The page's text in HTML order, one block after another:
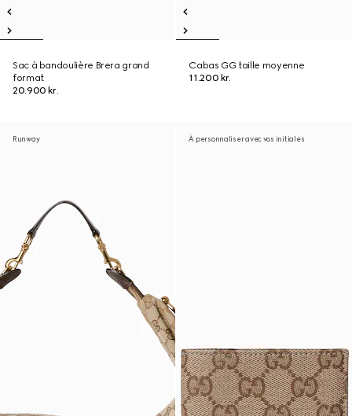
Sac à bandoulière Brera grand
format
20.900 kr.
Cabas GG taille moyenne
11.200 kr.
Runway À personnaliser avec vos initiales